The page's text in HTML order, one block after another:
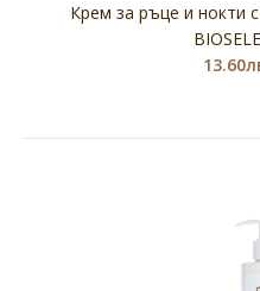
Крем за ръце и нокти